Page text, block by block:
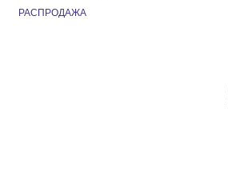
РАСПРОДАЖА